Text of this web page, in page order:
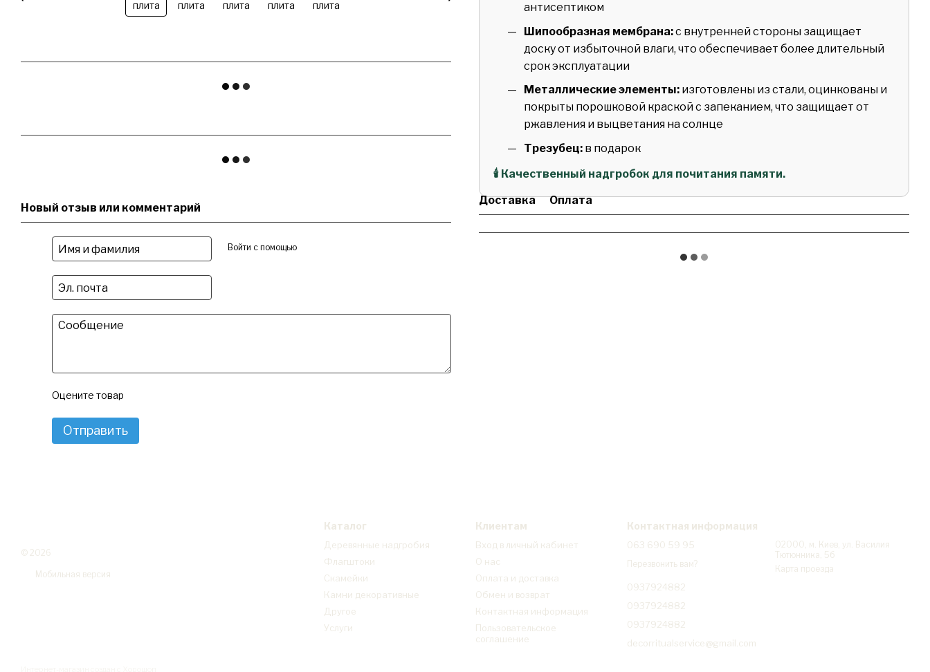
Новый отзыв или комментарий
Войти с помощью
Оцените товар
Отправить
антисептиком
Шипообразная мембрана:с внутренней стороны защищает
доску от избыточной влаги, что обеспечивает более длительный
срок эксплуатации
Металлические элементы: изготовлены из стали, оцинкованы и
покрыты порошковой краской с запеканием, что защищает от
ржавления и выцветания на солнце
Трезубец: в подарок
🕯️ Качественный надгробок для почитания памяти.
Доставка
Оплата
© 2026
Мобильная версия
Каталог
Деревянные надгробия
Флагштоки
Скамейки
Камни декоративные
Другое
Услуги
Клиентам
Вход в личный кабинет
О нас
Оплата и доставка
Обмен и возврат
Контактная информация
Пользовательское
соглашение
Контактная информация
063 690 59 95
Перезвонить вам?
0937924882
0937924882
0937924882
decorritualservice@gmail.com
02000, м. Киев, ул. Василия
Тютюнника, 5б
Карта проезда